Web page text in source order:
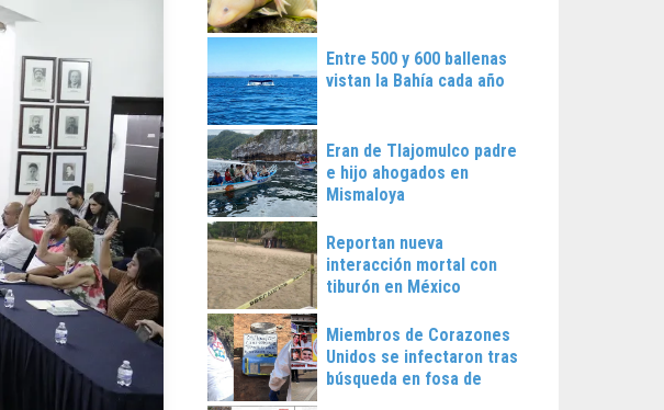
Entre 500 y 600 ballenas
vistan la Bahía cada año
Eran de Tlajomulco padre
e hijo ahogados en
Mismaloya
Reportan nueva
interacción mortal con
tiburón en México
Miembros de Corazones
Unidos se infectaron tras
búsqueda en fosa de